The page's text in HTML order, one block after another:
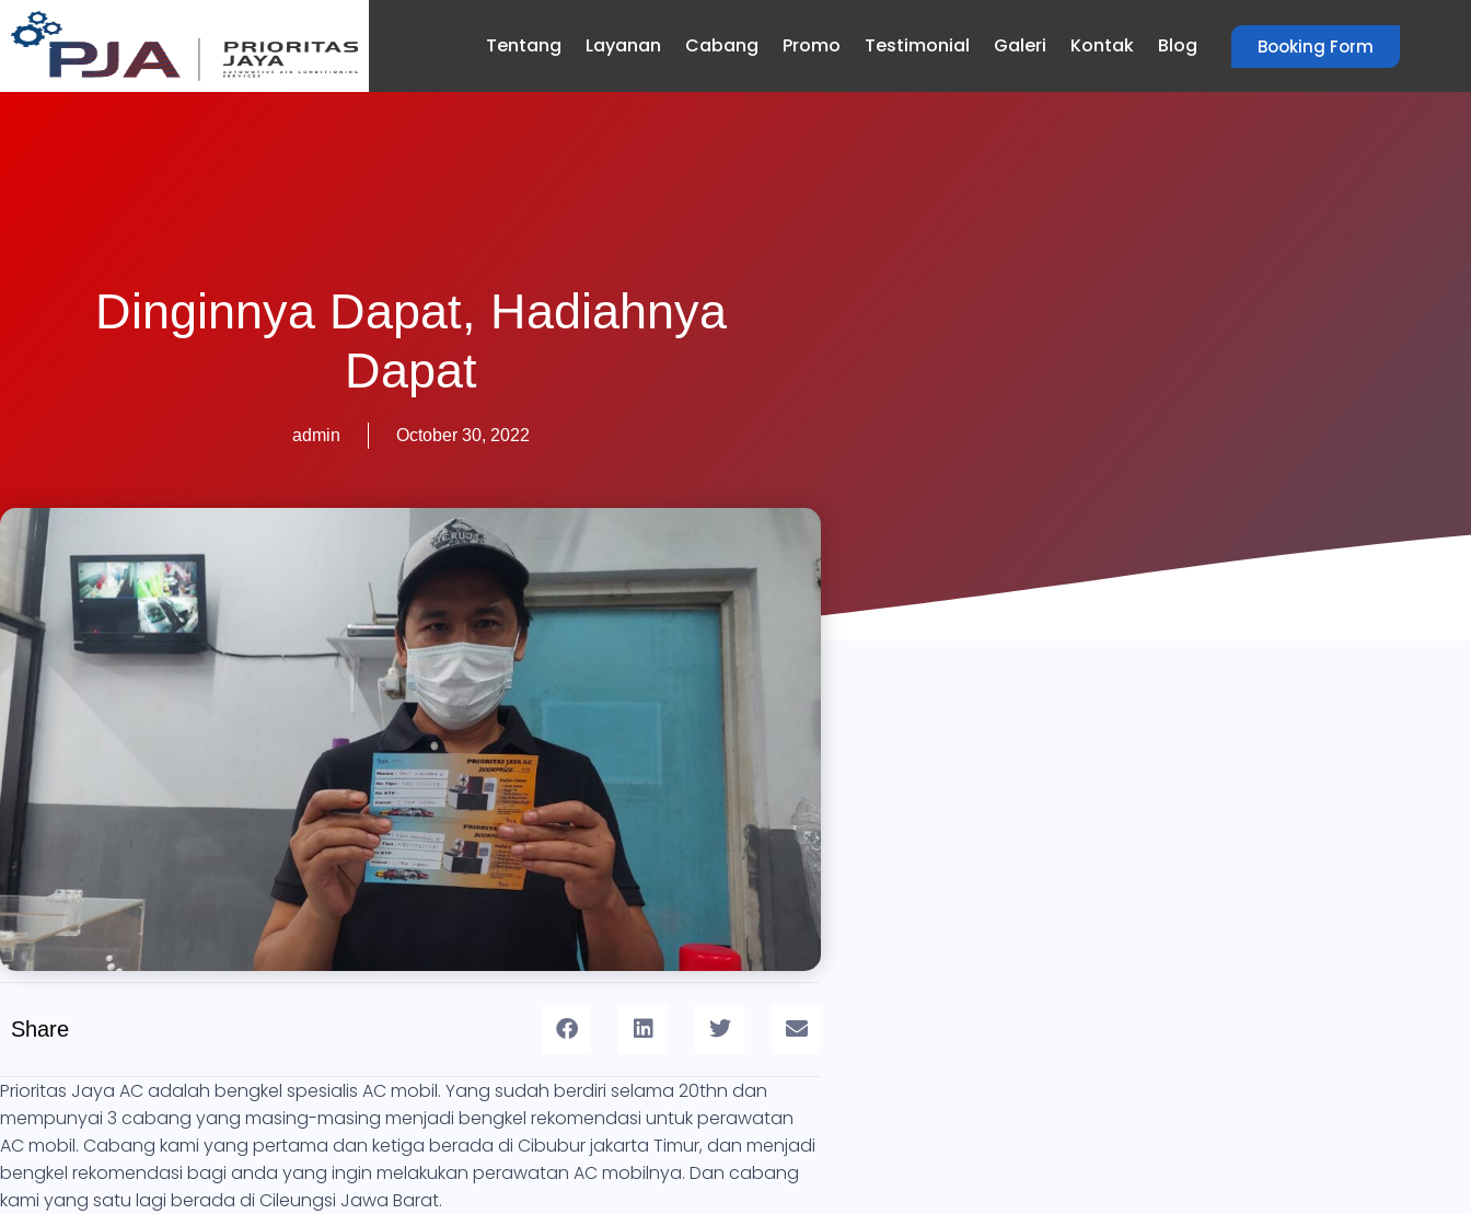
Tentang Layanan Cabang Promo Testimonial Galeri Kontak Blog Booking Form
Dinginnya Dapat, Hadiahnya
Dapat
admin October 30, 2022
Share
Prioritas Jaya AC adalah bengkel spesialis AC mobil. Yang sudah berdiri selama 20thn dan
mempunyai 3 cabang yang masing-masing menjadi bengkel rekomendasi untuk perawatan
AC mobil. Cabang kami yang pertama dan ketiga berada di Cibubur jakarta Timur, dan menjadi
bengkel rekomendasi bagi anda yang ingin melakukan perawatan AC mobilnya. Dan cabang
kami yang satu lagi berada di Cileungsi Jawa Barat.